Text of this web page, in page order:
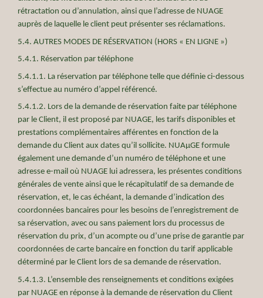
rétractation ou d’annulation, ainsi que l’adresse de NUAGE
auprès de laquelle le client peut présenter ses réclamations.
5.4. AUTRES MODES DE RÉSERVATION (HORS « EN LIGNE »)
5.4.1. Réservation par téléphone
5.4.1.1. La réservation par téléphone telle que définie ci-dessous
s’effectue au numéro d’appel référencé.
5.4.1.2. Lors de la demande de réservation faite par téléphone
par le Client, il est proposé par NUAGE, les tarifs disponibles et
prestations complémentaires afférentes en fonction de la
demande du Client aux dates qu’il sollicite. NUAµGE formule
également une demande d’un numéro de téléphone et une
adresse e-mail où NUAGE lui adressera, les présentes conditions
générales de vente ainsi que le récapitulatif de sa demande de
réservation, et, le cas échéant, la demande d’indication des
coordonnées bancaires pour les besoins de l’enregistrement de
sa réservation, avec ou sans paiement lors du processus de
réservation du prix, d’un acompte ou d’une prise de garantie par
coordonnées de carte bancaire en fonction du tarif applicable
déterminé par le Client lors de sa demande de réservation.
5.4.1.3. L’ensemble des renseignements et conditions exigées
par NUAGE en réponse à la demande de réservation du Client